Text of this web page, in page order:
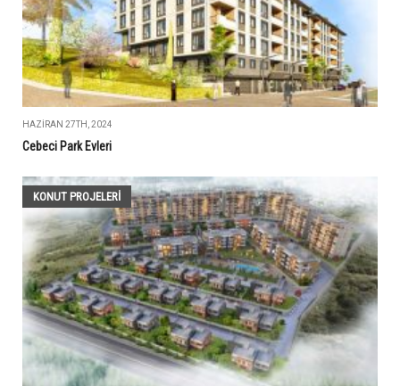
HAZIRAN 27TH, 2024
Cebeci Park Evleri
KONUT PROJELERI